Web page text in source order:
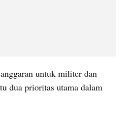
untuk militer dan
dua prioritas utama dalam